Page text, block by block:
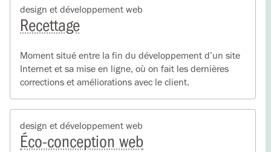
design et développement web
Recettage
Moment situé entre la fin du développement d’un site
Internet et sa mise en ligne, où on fait les dernières
corrections et améliorations avec le client.
design et développement web
Éco-conception web